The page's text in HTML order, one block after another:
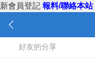
新會員登記 報料/聯絡本站
好友的分享